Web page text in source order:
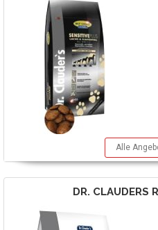
Alle
DR. CLAUDERS